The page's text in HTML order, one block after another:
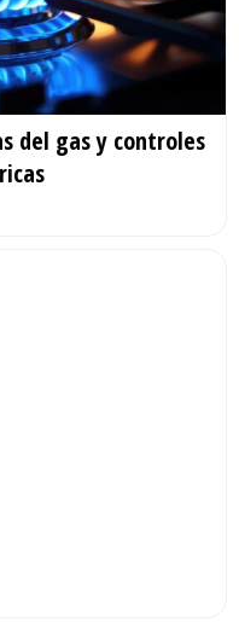
del gas y controles